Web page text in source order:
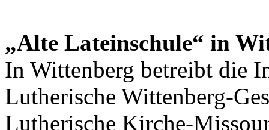
„Alte Lateinschule“ in
In Wittenberg betreibt die
Lutherische Wittenberg-
Lutherische Kirche-